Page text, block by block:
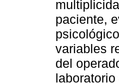
paciente,
variables
del